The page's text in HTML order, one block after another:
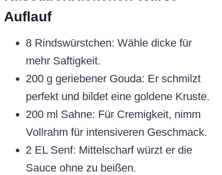
Auflauf
8 Rindswürstchen: Wähle dicke für
mehr Saftigkeit.
200 g geriebener Gouda: Er schmilzt
perfekt und bildet eine goldene Kruste.
200 ml Sahne: Für Cremigkeit, nimm
Vollrahm für intensiveren Geschmack.
2 EL Senf: Mittelscharf würzt er die
Sauce ohne zu beißen.